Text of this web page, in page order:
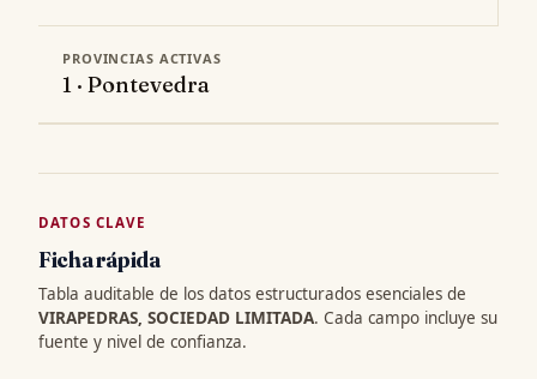
PROVINCIAS ACTIVAS
1 · Pontevedra
DATOS CLAVE
Ficha rápida
Tabla auditable de los datos estructurados esenciales de
VIRAPEDRAS, SOCIEDAD LIMITADA. Cada campo incluye su
fuente y nivel de confianza.